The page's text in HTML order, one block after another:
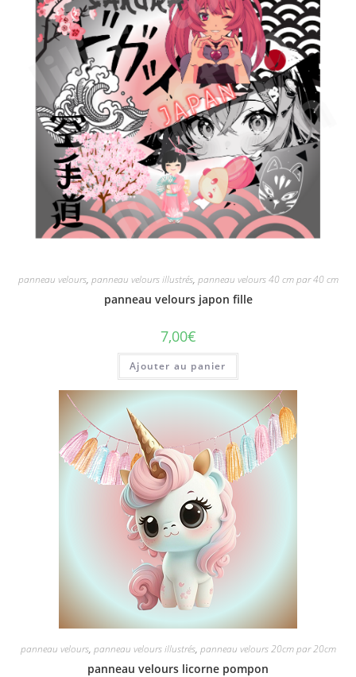
panneau velours, panneau velours illustrés, panneau velours 40 cm par 40 cm
panneau velours japon fille
7,00€
Ajouter au panier
panneau velours, panneau velours illustrés, panneau velours 20cm par 20cm
panneau velours licorne pompon